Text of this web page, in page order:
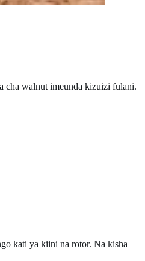
cha walnut imeunda kizuizi fulani.
kati ya kiini na rotor. Na kisha